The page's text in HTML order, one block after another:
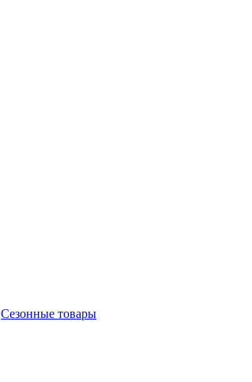
Сезонные товары